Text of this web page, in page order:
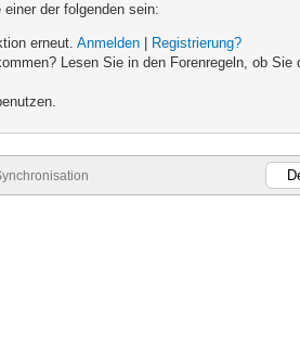
der folgenden sein:
erneut.Anmelden
Registrierung?
Lesen Sie in den Forenregeln, ob Sie